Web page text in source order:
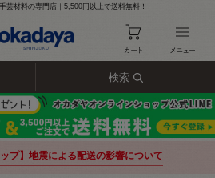
芸材料の専門店｜5,500円以上で送料無料！
検索
ップ】地震による配送の影響について